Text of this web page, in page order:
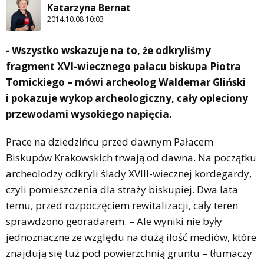
Katarzyna Bernat
2014.10.08 10:03
- Wszystko wskazuje na to, że odkryliśmy
fragment XVI-wiecznego pałacu biskupa Piotra
Tomickiego – mówi archeolog Waldemar Gliński
i pokazuje wykop archeologiczny, cały opleciony
przewodami wysokiego napięcia.
Prace na dziedzińcu przed dawnym Pałacem
Biskupów Krakowskich trwają od dawna. Na początku
archeolodzy odkryli ślady XVIII-wiecznej kordegardy,
czyli pomieszczenia dla straży biskupiej. Dwa lata
temu, przed rozpoczęciem rewitalizacji, cały teren
sprawdzono georadarem. – Ale wyniki nie były
jednoznaczne ze względu na dużą ilość mediów, które
znajdują się tuż pod powierzchnią gruntu – tłumaczy